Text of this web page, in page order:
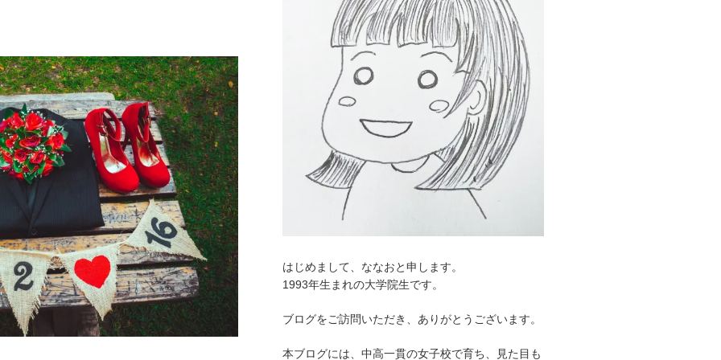
はじめまして、ななおと申します。
1993年生まれの大学院生です。
ブログをご訪問いただき、ありがとうございます。
本ブログには、中高一貫の女子校で育ち、見た目も